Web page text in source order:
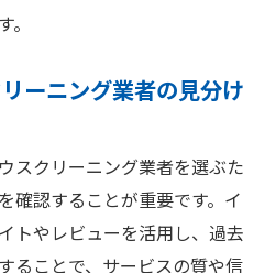
作るためのクリーニング
ウスクリーニングの関係
ーニング業者の見分け
スクリーニング業者を選ぶた
確認することが重要です。イ
トやレビューを活用し、過去